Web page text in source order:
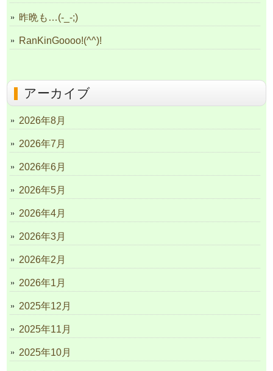
昨晩も…(-_-;)
RanKinGoooo!(^^)!
アーカイブ
2026年8月
2026年7月
2026年6月
2026年5月
2026年4月
2026年3月
2026年2月
2026年1月
2025年12月
2025年11月
2025年10月